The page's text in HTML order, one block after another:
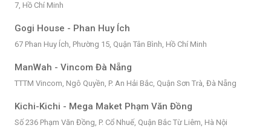
7, Hồ Chí Minh
Gogi House - Phan Huy Ích
67 Phan Huy Ích, Phường 15, Quận Tân Bình, Hồ Chí Minh
ManWah - Vincom Đà Nẵng
TTTM Vincom, Ngô Quyền, P. An Hải Bắc, Quận Sơn Trà, Đà Nẵng
Kichi-Kichi - Mega Maket Phạm Văn Đồng
Số 236 Phạm Văn Đồng, P. Cổ Nhuế, Quận Bắc Từ Liêm, Hà Nội